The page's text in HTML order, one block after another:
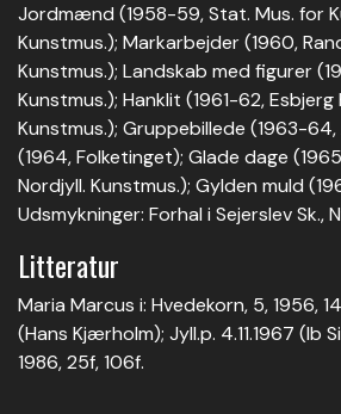
Jordmænd (1958-59, Stat. Mus. for
Kunstmus.); Markarbejder (1960,
Kunstmus.); Landskab med figurer
Kunstmus.); Hanklit (1961-62,
Kunstmus.); Gruppebillede (1963-
(1964, Folketinget); Glade dage
Nordjyll. Kunstmus.); Gylden muld
Udsmykninger: Forhal i Sejerslev Sk.,
Litteratur
Maria Marcus i: Hvedekorn, 5, 1956,
(Hans Kjærholm); Jyll.p. 4.11.1967 (Ib
1986, 25f, 106f.